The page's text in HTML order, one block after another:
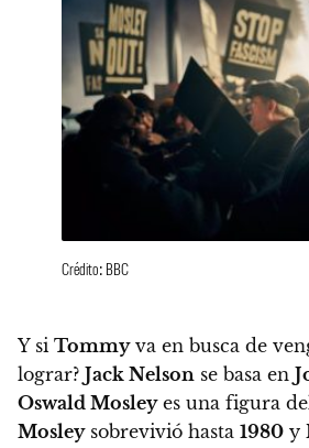
Crédito: BBC
Y si Tommyva en busca de
lograr? Jack Nelson se basa en
Oswald Mosleyes una figura
Mosleysobrevivió hasta 1980 y